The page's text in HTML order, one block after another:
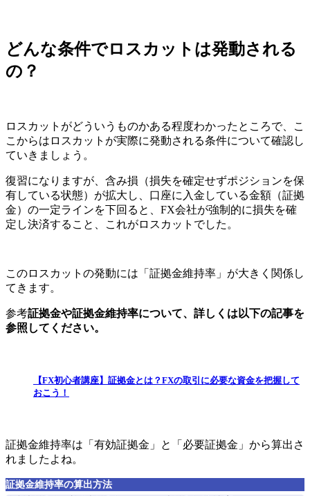
どんな条件でロスカットは発動される
の？
ロスカットがどういうものかある程度わかったところで、こ
こからは ロスカットが実際に発動される条件について確認し
ていきましょう。
復習になりますが、 含み損（損失を確定せずポジションを保
有している状態）が拡大し、口座に入金している金額（証拠
金）の一定ラインを下回ると、FX会社が強制的に損失を確
定し決済すること、これがロスカット でした。
このロスカットの発動には「証拠金維持率」が大きく関係し
てきます。
参考証拠金や証拠金維持率について、詳しくは以下の記事を
参照してください。
【FX初心者講座】証拠金とは？FXの取引に必要な資金を把握して
おこう！
証拠金維持率は「有効証拠金」と「必要証拠金」から算出さ
れましたよね。
証拠金維持率の算出方法